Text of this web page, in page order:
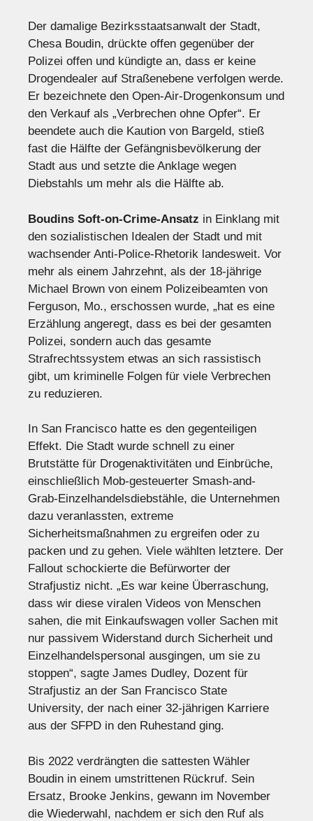
Der damalige Bezirksstaatsanwalt der Stadt,
Chesa Boudin, drückte offen gegenüber der
Polizei offen und kündigte an, dass er keine
Drogendealer auf Straßenebene verfolgen werde.
Er bezeichnete den Open-Air-Drogenkonsum und
den Verkauf als „Verbrechen ohne Opfer“. Er
beendete auch die Kaution von Bargeld, stieß
fast die Hälfte der Gefängnisbevölkerung der
Stadt aus und setzte die Anklage wegen
Diebstahls um mehr als die Hälfte ab.
Boudins Soft-on-Crime-Ansatz in Einklang mit
den sozialistischen Idealen der Stadt und mit
wachsender Anti-Police-Rhetorik landesweit. Vor
mehr als einem Jahrzehnt, als der 18-jährige
Michael Brown von einem Polizeibeamten von
Ferguson, Mo., erschossen wurde, „hat es eine
Erzählung angeregt, dass es bei der gesamten
Polizei, sondern auch das gesamte
Strafrechtssystem etwas an sich rassistisch
gibt, um kriminelle Folgen für viele Verbrechen
zu reduzieren.
In San Francisco hatte es den gegenteiligen
Effekt. Die Stadt wurde schnell zu einer
Brutstätte für Drogenaktivitäten und Einbrüche,
einschließlich Mob-gesteuerter Smash-and-
Grab-Einzelhandelsdiebstähle, die Unternehmen
dazu veranlassten, extreme
Sicherheitsmaßnahmen zu ergreifen oder zu
packen und zu gehen. Viele wählten letztere. Der
Fallout schockierte die Befürworter der
Strafjustiz nicht. „Es war keine Überraschung,
dass wir diese viralen Videos von Menschen
sahen, die mit Einkaufswagen voller Sachen mit
nur passivem Widerstand durch Sicherheit und
Einzelhandelspersonal ausgingen, um sie zu
stoppen“, sagte James Dudley, Dozent für
Strafjustiz an der San Francisco State
University, der nach einer 32-jährigen Karriere
aus der SFPD in den Ruhestand ging.
Bis 2022 verdrängten die sattesten Wähler
Boudin in einem umstrittenen Rückruf. Sein
Ersatz, Brooke Jenkins, gewann im November
die Wiederwahl, nachdem er sich den Ruf als